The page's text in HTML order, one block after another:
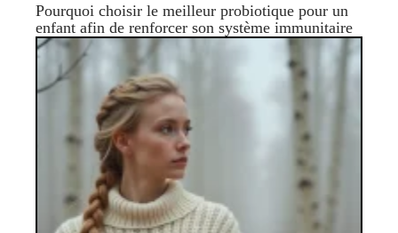
Pourquoi choisir le meilleur probiotique pour un
enfant afin de renforcer son système immunitaire